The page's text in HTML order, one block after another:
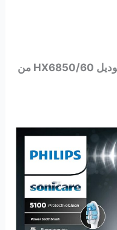
4. فرشاة اسنان كهربائية 5100 موديل HX6850/60 من